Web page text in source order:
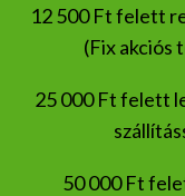
12 500 Ft felett
(Fix akciós
25 000 Ft felett
50 000 Ft